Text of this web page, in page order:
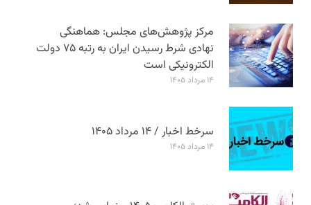
مرکز پژوهش‌های مجلس: هماهنگی
نهادی شرط رسیدن ایران به رتبه ۷۵ دولت
الکترونیکی است
۱۴ مرداد ۱۴۰۵
سرخط اخبار / ۱۴ مرداد ۱۴۰۵
۱۴ مرداد ۱۴۰۵